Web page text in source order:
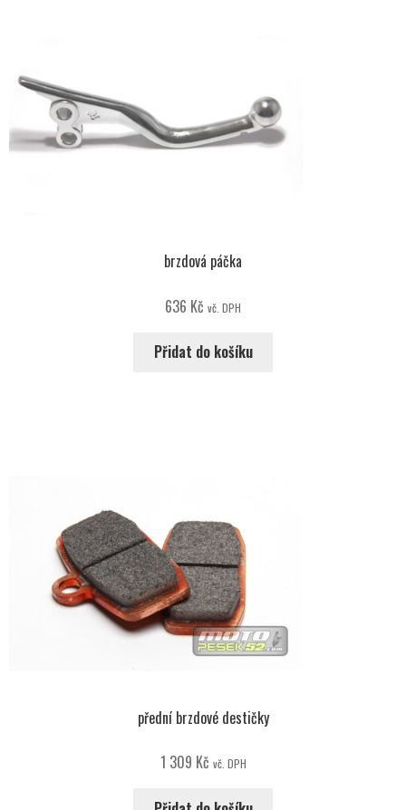
brzdová páčka
636 Kč vč. DPH
Přidat do košíku
přední brzdové destičky
1 309 Kč vč. DPH